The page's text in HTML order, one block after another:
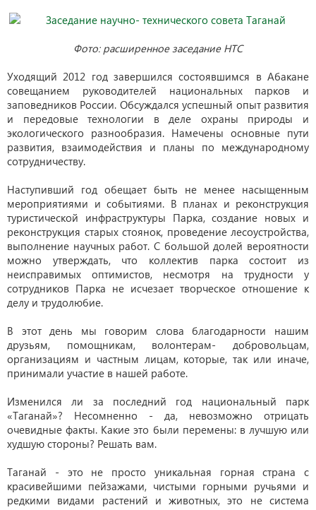
Фото: расширенное заседание НТС
Уходящий 2012 год завершился состоявшимся в Абакане
совещанием руководителей национальных парков и
заповедников России. Обсуждался успешный опыт развития
и передовые технологии в деле охраны природы и
экологического разнообразия. Намечены основные пути
развития, взаимодействия и планы по международному
сотрудничеству.
Наступивший год обещает быть не менее насыщенным
мероприятиями и событиями. В планах и реконструкция
туристической инфраструктуры Парка, создание новых и
реконструкция старых стоянок, проведение лесоустройства,
выполнение научных работ. С большой долей вероятности
можно утверждать, что коллектив парка состоит из
неисправимых оптимистов, несмотря на трудности у
сотрудников Парка не исчезает творческое отношение к
делу и трудолюбие.
В этот день мы говорим слова благодарности нашим
друзьям, помощникам, волонтерам- добровольцам,
организациям и частным лицам, которые, так или иначе,
принимали участие в нашей работе.
Изменился ли за последний год национальный парк
«Таганай»? Несомненно - да, невозможно отрицать
очевидные факты. Какие это были перемены: в лучшую или
худшую стороны? Решать вам.
Таганай - это не просто уникальная горная страна с
красивейшими пейзажами, чистыми горными ручьями и
редкими видами растений и животных, это не система